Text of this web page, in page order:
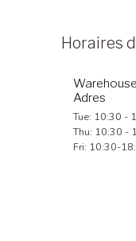
Horaires
Adres
Tue: 10:30 -
Thu: 10:30 -
Fri: 10:30-